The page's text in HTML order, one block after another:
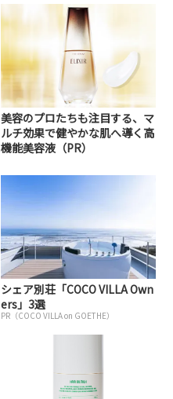
美容のプロたちも注目する、マ
ルチ効果で健やかな肌へ導く高
機能美容液（PR）
シェア別荘「COCO VILLA Own
ers」3選
PR（COCO VILLA on GOETHE）